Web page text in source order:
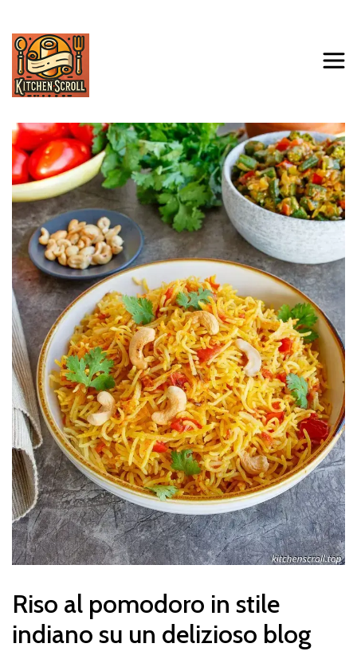
Riso al pomodoro in stile
indiano su un delizioso blog